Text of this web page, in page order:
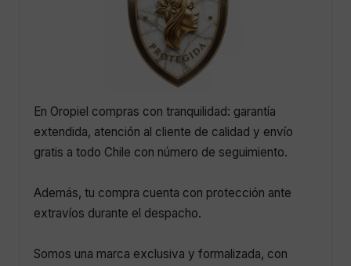
En Oropiel compras con tranquilidad: garantía
extendida, atención al cliente de calidad y envío
gratis a todo Chile con número de seguimiento.
Además, tu compra cuenta con protección ante
extravíos durante el despacho.
Somos una marca exclusiva y formalizada, con